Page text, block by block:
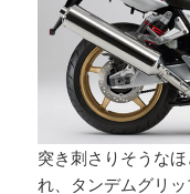
突き刺さりそうな
れ、タンデムグリ